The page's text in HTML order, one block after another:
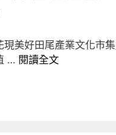
現美好田尾產業文化市
… 閱讀全文